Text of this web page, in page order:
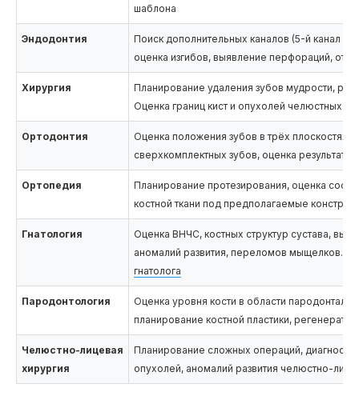
шаблона
Эндодонтия
Поиск дополнительных каналов (5-й канал
оценка изгибов, выявление перфораций,
Хирургия
Планирование удаления зубов мудрости,
Оценка границ кист и опухолей челюстных
Ортодонтия
Оценка положения зубов в трёх плоскостях,
сверхкомплектных зубов, оценка
Ортопедия
Планирование протезирования, оценка
костной ткани под предполагаемые
Гнатология
Оценка ВНЧС, костных структур сустава,
аномалий развития, переломов мыщелков.
гнатолога
Пародонтология
Оценка уровня кости в области
планирование костной пластики,
Челюстно-лицевая
хирургия
Планирование сложных операций,
опухолей, аномалий развития челюстно-